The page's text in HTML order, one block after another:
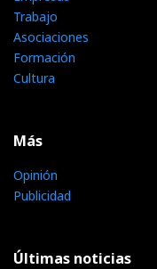
Trabajo
Asociaciones
Formación
Cultura
Más
Opinión
Publicidad
Últimas noticias